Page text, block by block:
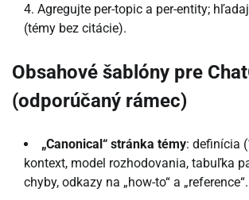
Agregujte per-topic a per-entity;
(témy bez citácie).
Obsahové šablóny pre
(odporúčaný rámec)
„Canonical“ stránka témy: definícia
kontext, model rozhodovania, tabuľka
chyby, odkazy na „how-to“ a „reference“.